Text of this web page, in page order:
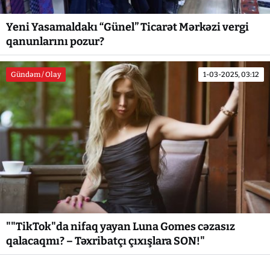
Yeni Yasamaldakı “Günel” Ticarət Mərkəzi vergi
qanunlarını pozur?
Gündəm / Olay 1-03-2025, 03:12
""TikTok"da nifaq yayan Luna Gomes cəzasız
qalacaqmı? – Təxribatçı çıxışlara SON!"